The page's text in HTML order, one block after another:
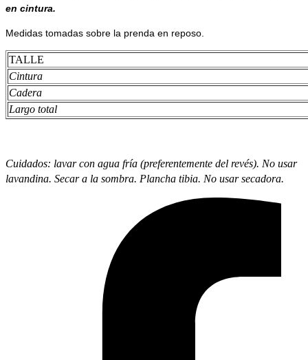
en cintura.
Medidas tomadas sobre la prenda en reposo.
TALLE
Cintura
Cadera
Largo total
Cuidados: lavar con agua fría (preferentemente del revés). No usar
lavandina. Secar a la sombra. Plancha tibia. No usar secadora.